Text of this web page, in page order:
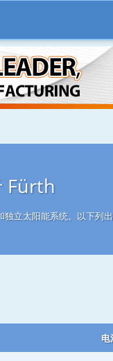
Fürth
立太阳能系统。以下列
电